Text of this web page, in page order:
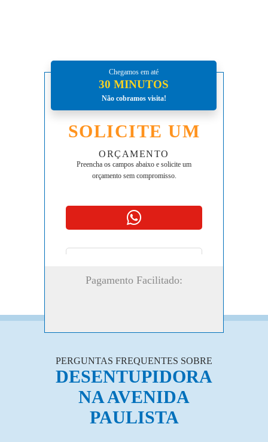
Chegamos em até
30 MINUTOS
Não cobramos visita!
SOLICITE UM
ORÇAMENTO
Preencha os campos abaixo e solicite um
orçamento sem compromisso.
Pagamento Facilitado:
PERGUNTAS FREQUENTES SOBRE
DESENTUPIDORA
NA AVENIDA
PAULISTA